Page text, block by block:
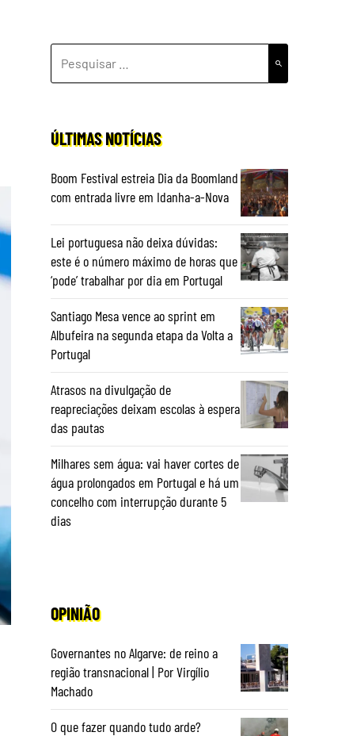
POR:
ÚLTIMAS NOTÍCIAS
Boom Festival estreia Dia da Boomland
com entrada livre em Idanha-a-Nova
Lei portuguesa não deixa dúvidas:
este é o número máximo de horas que
‘pode’ trabalhar por dia em Portugal
Santiago Mesa vence ao sprint em
Albufeira na segunda etapa da Volta a
Portugal
Atrasos na divulgação de
reapreciações deixam escolas à espera
das pautas
Milhares sem água: vai haver cortes de
água prolongados em Portugal e há um
concelho com interrupção durante 5
dias
OPINIÃO
Governantes no Algarve: de reino a
região transnacional | Por Virgílio
Machado
O que fazer quando tudo arde?